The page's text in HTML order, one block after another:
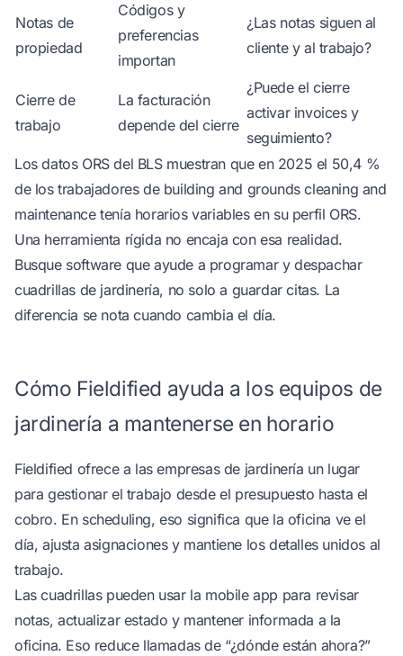
Notas de
propiedad
Códigos y
preferencias
importan
¿Las notas siguen al
cliente y al trabajo?
Cierre de
trabajo
La facturación
depende del cierre
¿Puede el cierre
activar invoices y
seguimiento?
Los datos ORS del BLS muestran que en 2025 el 50,4 %
de los trabajadores de building and grounds cleaning and
maintenance tenía horarios variablesen su perfil ORS.
Una herramienta rígida no encaja con esa realidad.
Busque software que ayude a programar y despachar
cuadrillas de jardinería, no solo a guardar citas. La
diferencia se nota cuando cambia el día.
Cómo Fieldified ayuda a los equipos de
jardinería a mantenerse en horario
Fieldified ofrece a las empresas de jardinería un lugar
para gestionar el trabajo desde el presupuesto hasta el
cobro. En scheduling, eso significa que la oficina ve el
día, ajusta asignaciones y mantiene los detalles unidos al
trabajo.
Las cuadrillas pueden usar la mobile app para revisar
notas, actualizar estado y mantener informada a la
oficina. Eso reduce llamadas de “¿dónde están ahora?”